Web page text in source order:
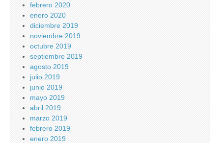
febrero 2020
enero 2020
diciembre 2019
noviembre 2019
octubre 2019
septiembre 2019
agosto 2019
julio 2019
junio 2019
mayo 2019
abril 2019
marzo 2019
febrero 2019
enero 2019